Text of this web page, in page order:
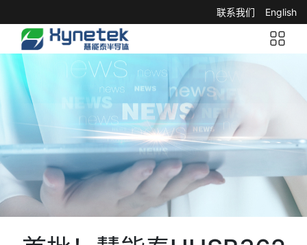
联系我们 English